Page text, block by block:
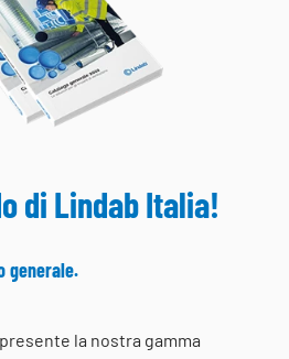
di Lindab Italia!
generale.
la nostra gamma